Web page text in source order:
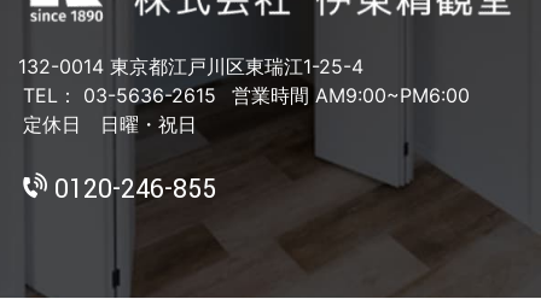
132-0014 東京都江戸川区東瑞江1-25-4
TEL： 03-5636-2615
営業時間 AM9:00~PM6:00
定休日 日曜・祝日
0120-246-855